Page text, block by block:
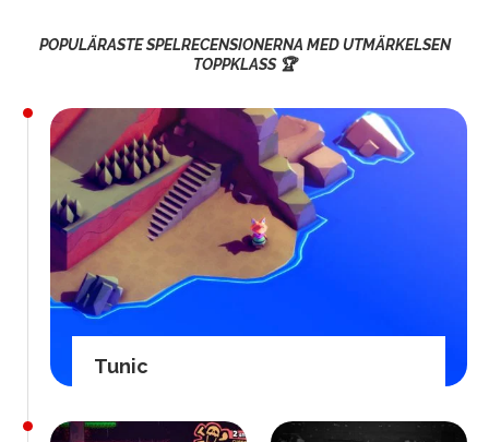
POPULÄRASTE SPELRECENSIONERNA MED UTMÄRKELSEN
TOPPKLASS 🏆
Tunic